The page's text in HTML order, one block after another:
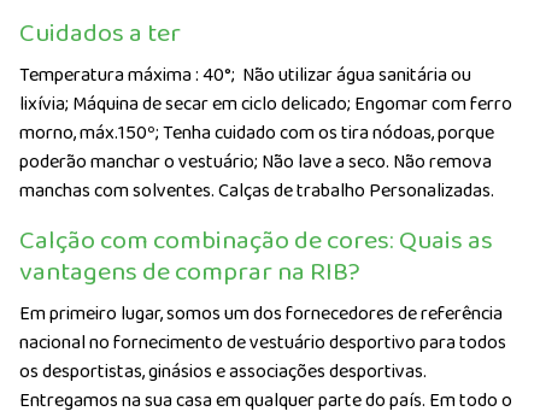
Cuidados a ter
Temperatura máxima : 40°; Não utilizar água sanitária ou
lixívia; Máquina de secar em ciclo delicado; Engomar com ferro
morno, máx.150º; Tenha cuidado com os tira nódoas, porque
poderão manchar o vestuário; Não lave a seco. Não remova
manchas com solventes. Calças de trabalho Personalizadas.
Calção com combinação de cores: Quais as
vantagens de comprar na RIB?
Em primeiro lugar, somos um dos fornecedores de referência
nacional no fornecimento de vestuário desportivo para todos
os desportistas, ginásios e associações desportivas.
Entregamos na sua casa em qualquer parte do país. Em todo o